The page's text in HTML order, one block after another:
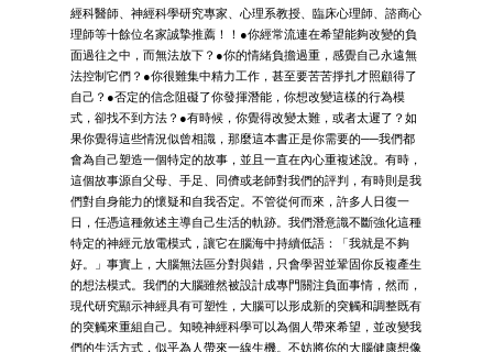
經科醫師、神經科學研究專家、心理系教授、臨床心理師、諮商心
理師等十餘位名家誠摯推薦！！●你經常流連在希望能夠改變的負
面過往之中，而無法放下？●你的情緒負擔過重，感覺自己永遠無
法控制它們？●你很難集中精力工作，甚至要苦苦掙扎才照顧得了
自己？●否定的信念阻礙了你發揮潛能，你想改變這樣的行為模
式，卻找不到方法？●有時候，你覺得改變太難，或者太遲了？如
果你覺得這些情況似曾相識，那麼這本書正是你需要的──我們都
會為自己塑造一個特定的故事，並且一直在內心重複述說。有時，
這個故事源自父母、手足、同儕或老師對我們的評判，有時則是我
們對自身能力的懷疑和自我否定。不管從何而來，許多人日復一
日，任憑這種敘述主導自己生活的軌跡。我們潛意識不斷強化這種
特定的神經元放電模式，讓它在腦海中持續低語：「我就是不夠
好。」事實上，大腦無法區分對與錯，只會學習並鞏固你反複產生
的想法模式。我們的大腦雖然被設計成專門關注負面事情，然而，
現代研究顯示神經具有可塑性，大腦可以形成新的突觸和調整既有
的突觸來重組自己。知曉神經科學可以為個人帶來希望，並改變我
們的生活方式，似乎為人帶來一線生機。不妨將你的大腦健康想像